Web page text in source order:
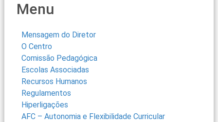
Menu
Mensagem do Diretor
O Centro
Comissão Pedagógica
Escolas Associadas
Recursos Humanos
Regulamentos
Hiperligações
AFC – Autonomia e Flexibilidade Curricular